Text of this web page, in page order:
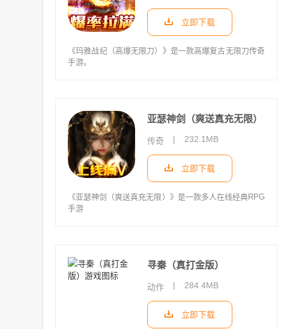
立即下载
《玛雅战纪（高爆无限刀）》是一款高爆复古无限刀传奇
手游。
亚瑟神剑（爽送真充无限）
传奇 | 232.1MB
立即下载
《亚瑟神剑（爽送真充无限）》是一款多人在线经典RPG
手游
寻秦（真打金版）
动作 | 284.4MB
立即下载